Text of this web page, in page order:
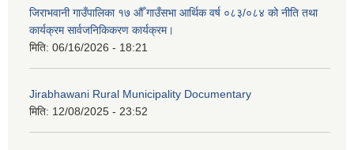
जिराभवानी गाउँपालिका १७ औँ गाउँसभा आर्थिक वर्ष ०८३/०८४ को नीति तथा
कार्यक्रम सार्वजनिकिकरण कार्यक्रम।
मिति: 06/16/2026 - 18:21
Jirabhawani Rural Municipality Documentary
मिति: 12/08/2025 - 23:52